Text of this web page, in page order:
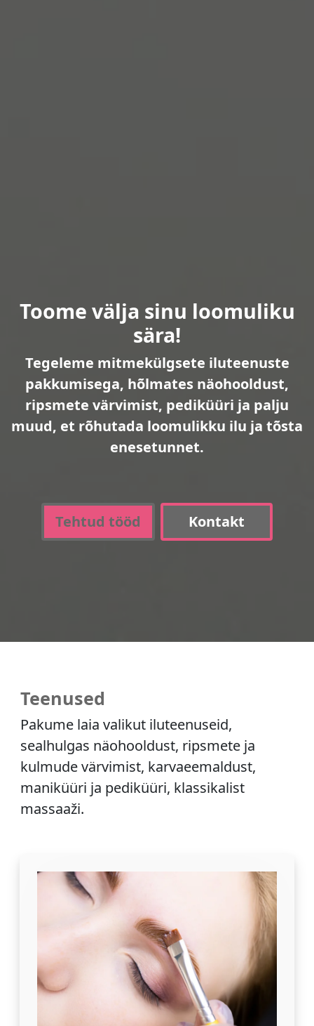
Toome välja sinu loomuliku
sära!
Tegeleme mitmekülgsete iluteenuste
pakkumisega, hõlmates näohooldust,
ripsmete värvimist, pediküüri ja palju
muud, et rõhutada loomulikku ilu ja tõsta
enesetunnet.
Tehtud tööd Kontakt
Teenused
Pakume laia valikut iluteenuseid,
sealhulgas näohooldust, ripsmete ja
kulmude värvimist, karvaeemaldust,
maniküüri ja pediküüri, klassikalist
massaaži.